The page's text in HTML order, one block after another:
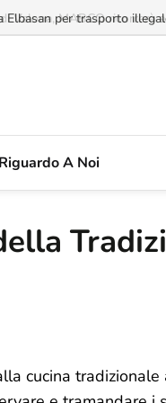
MABCO ricorrerà
Riguardo A Noi
cucina tradizionale